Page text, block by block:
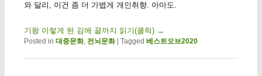
와 달리, 이건 좀 더 가볍게 개인취향. 아마도.
기왕 이렇게 된 김에 끝까지 읽기(클릭) →
Posted in 대중문화, 전뇌문화 Tagged 베스트오브2020